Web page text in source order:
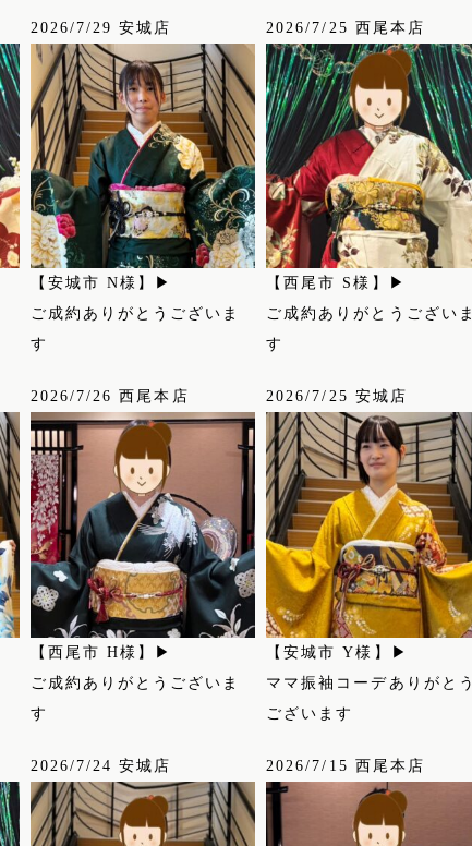
2026/7/29 安城店
【安城市 N様】▶
ご成約ありがとうございま
す
2026/7/25 西尾本店
【西尾市 S様】▶
ご成約ありがとうございま
す
2026/7/26 西尾本店
【西尾市 H様】▶
ご成約ありがとうございま
す
2026/7/25 安城店
【安城市 Y様】▶
ママ振袖コーデありがとう
ございます
2026/7/24 安城店 2026/7/15 西尾本店